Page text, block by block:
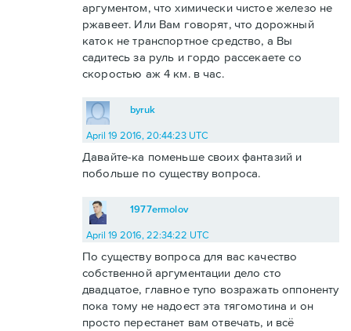
аргументом, что химически чистое железо не
ржавеет. Или Вам говорят, что дорожный
каток не транспортное средство, а Вы
садитесь за руль и гордо рассекаете со
скоростью аж 4 км. в час.
byruk
April 19 2016, 20:44:23 UTC
Давайте-ка поменьше своих фантазий и
побольше по существу вопроса.
1977ermolov
April 19 2016, 22:34:22 UTC
По существу вопроса для вас качество
собственной аргументации дело сто
двадцатое, главное тупо возражать оппоненту
пока тому не надоест эта тягомотина и он
просто перестанет вам отвечать, и всё